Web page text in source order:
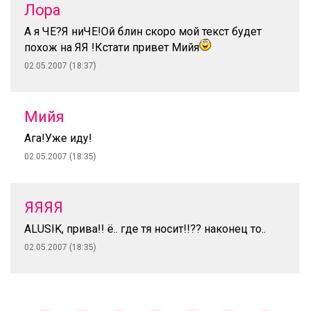
Лора
А я ЧЕ?Я ниЧЕ!Ой блин скоро мой текст будет
похож на ЯЯ !Кстати привет Мийя
02.05.2007 (18:37)
Мийя
Ага!Уже иду!
02.05.2007 (18:35)
ЯЯЯЯ
ALUSIK, прива!! ё.. где тя носит!!?? наконец то..
02.05.2007 (18:35)